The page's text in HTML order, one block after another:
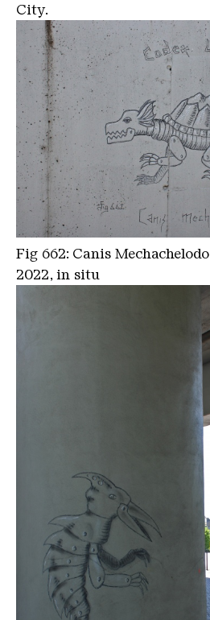
City.
Fig 662: Canis Mechachelodo
2022, in situ